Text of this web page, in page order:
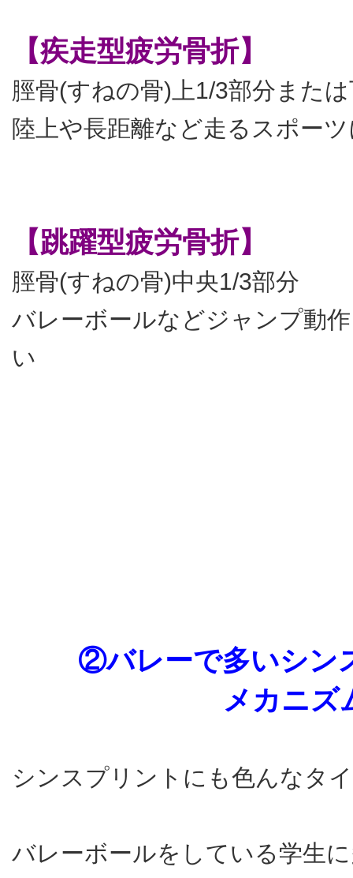
【疾走型疲労骨折】
脛骨(すねの骨)上1/3部分また
陸上や長距離など走るスポー
【跳躍型疲労骨折】
脛骨(すねの骨)中央1/3部分
バレーボールなどジャンプ動
い
②バレーで多いシン
メカニズ
シンスプリントにも色んなタ
バレーボールをしている学生